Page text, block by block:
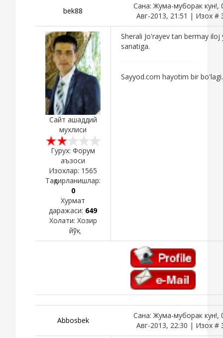
bek88
Сана: Жума-муборак кун!,
Авг-2013, 21:51 | Изох #
Сайт ашаддий
мухлиси
Гурух: Форум
аъзоси
Изохлар: 1565
Тақдирланишлар:
0
Хурмат
даражаси: 649
Холати: Хозир
йўқ
Sherali Jo'rayev tan bermay iloj
sanatiga.
Sayyod.com hayotim bir bo'lagi.
Abbosbek
Сана: Жума-муборак кун!,
Авг-2013, 22:30 | Изох #